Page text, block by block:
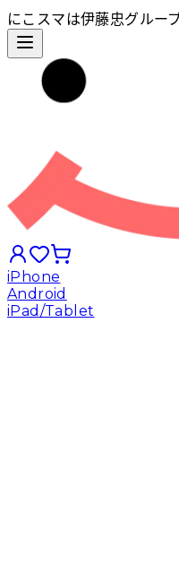
にこスマは伊藤忠グル
iPhone
Android
iPad/Tablet